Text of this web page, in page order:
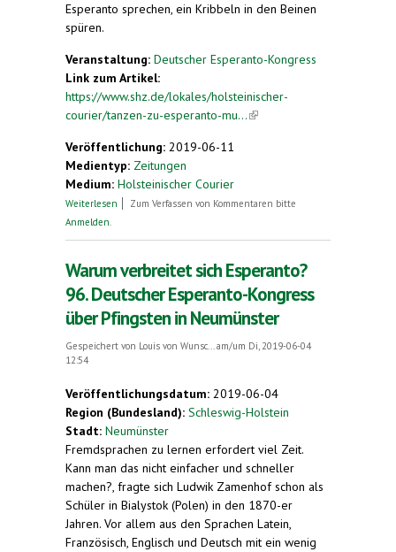
Esperanto sprechen, ein Kribbeln in den Beinen
spüren.
Veranstaltung: Deutscher Esperanto-Kongress
Link zum Artikel:
https://www.shz.de/lokales/holsteinischer-
courier/tanzen-zu-esperanto-mu...(link is
Veröffentlichung: 2019-06-11
Medientyp: Zeitungen
Medium: Holsteinischer Courier
Weiterlesen über Kongress zur Plansprache in Neumünster:
Zum Verfassen von Kommentaren bitte
Anmelden.
Warum verbreitet sich Esperanto?
96. Deutscher Esperanto-Kongress
über Pfingsten in Neumünster
Gespeichert von Louis von Wunsc...am/um Di, 2019-06-04
12:54
Veröffentlichungsdatum: 2019-06-04
Region (Bundesland): Schleswig-Holstein
Stadt: Neumünster
Fremdsprachen zu lernen erfordert viel Zeit.
Kann man das nicht einfacher und schneller
machen?, fragte sich Ludwik Zamenhof schon als
Schüler in Bialystok (Polen) in den 1870-er
Jahren. Vor allem aus den Sprachen Latein,
Französisch, Englisch und Deutsch mit ein wenig